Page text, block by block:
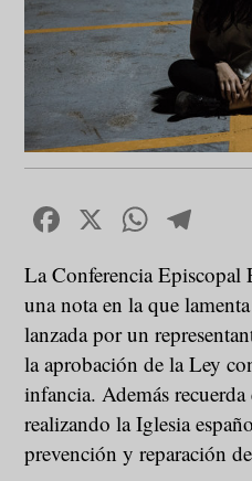
Facebook
X
La Conferencia Episcopal
una nota en la que
lanzada por un
la aprobación de la Ley
infancia. Además
realizando la Iglesia
prevención y reparación